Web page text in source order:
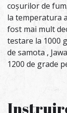
coșurilor de
la temperatura
fost mai mult
testare la 1000
de samota ,
1200 de grade